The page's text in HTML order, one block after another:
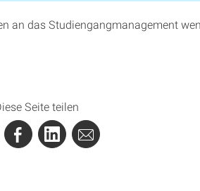
an das Studiengangmanagement
Seite teilen